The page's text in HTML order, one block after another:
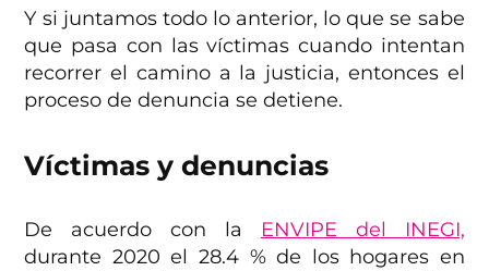
Y si juntamos todo lo anterior, lo que se sabe
que pasa con las víctimas cuando intentan
recorrer el camino a la justicia, entonces el
proceso de denuncia se detiene.
Víctimas y denuncias
De acuerdo con la ENVIPE del INEGI,
durante 2020 el 28.4 % de los hogares en